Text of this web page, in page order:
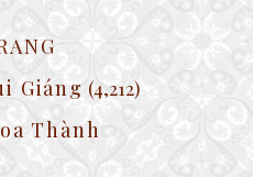
Giáng (4,212)
Thành